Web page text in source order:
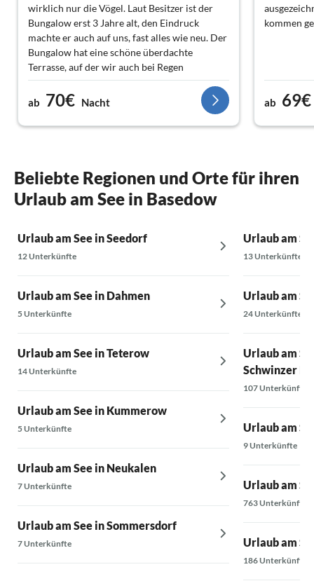
wirklich nur die Vögel. Laut Besitzer ist der
Bungalow erst 3 Jahre alt, den Eindruck
machte er auch auf uns, fast alles wie neu. Der
Bungalow hat eine schöne überdachte
Terrasse, auf der wir auch bei Regen
gemütlich grillen konnten. WLAN war auch
vorhanden, aber nur sehr schwach, war aber
für uns eher unwichtig. Ansonsten war die
Ausstattung für den Preis sehr gut. Für
ab 70€ Nacht
kommen
ab 69€
Beliebte Regionen und Orte für ihren
Urlaub am See in Basedow
Urlaub am See in Seedorf
12 Unterkünfte
Urlaub am See in Dahmen
5 Unterkünfte
Urlaub am See in Teterow
14 Unterkünfte
Urlaub am See in Kummerow
5 Unterkünfte
Urlaub am See in Neukalen
7 Unterkünfte
Urlaub am See in Sommersdorf
7 Unterkünfte
Urlaub am
13 Unterkünfte
Urlaub am
24 Unterkünfte
Urlaub am
Schwinzer
107 Unterkünfte
Urlaub am
9 Unterkünfte
Urlaub am
763 Unterkünfte
Urlaub am
186 Unterkünfte